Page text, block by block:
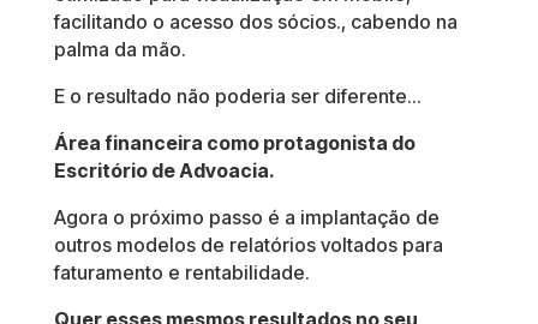
facilitando o acesso dos sócios., cabendo na
palma da mão.
E o resultado não poderia ser diferente…
Área financeira como protagonista do
Escritório de Advoacia.
Agora o próximo passo é a implantação de
outros modelos de relatórios voltados para
faturamento e rentabilidade.